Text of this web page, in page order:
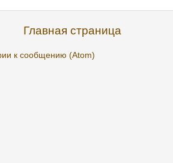
Главная страница
к сообщению (Atom)